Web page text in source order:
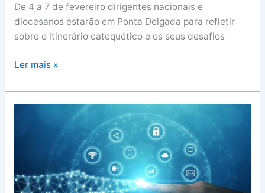
De 4 a 7 de fevereiro dirigentes nacionais e
diocesanos estarão em Ponta Delgada para refletir
sobre o itinerário catequético e os seus desafios
Ler mais »
da